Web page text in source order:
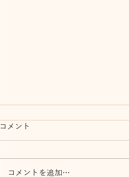
コメント
コメントを追加…